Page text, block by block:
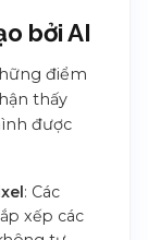
bởi AI
điểm
thấy
được
: Các
xếp các